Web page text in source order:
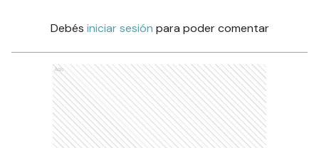
Debés iniciar sesión para poder comentar
Ads